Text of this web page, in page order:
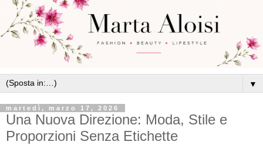
▼
martedì, marzo 17, 2026
Una Nuova Direzione: Moda, Stile e
Proporzioni Senza Etichette